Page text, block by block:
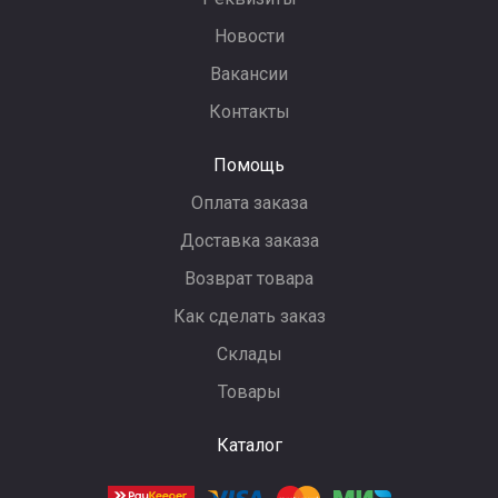
Новости
Вакансии
Контакты
Помощь
Оплата заказа
Доставка заказа
Возврат товара
Как сделать заказ
Склады
Товары
Каталог